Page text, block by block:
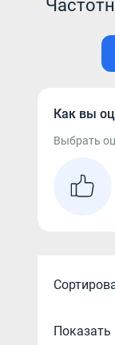
Как вы
Выбрать
Показать